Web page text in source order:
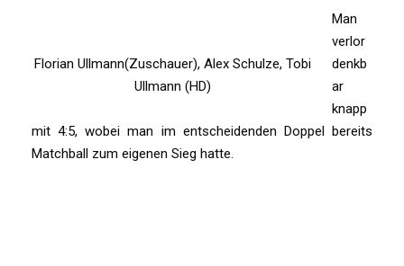
Florian Ullmann(Zuschauer), Alex Schulze, Tobi
Ullmann (HD)
Man
verlor
denkb
ar
knapp
mit 4:5, wobei man im entscheidenden Doppel bereits
Matchball zum eigenen Sieg hatte.